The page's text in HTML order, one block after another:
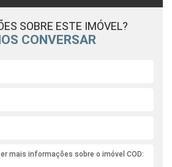
SOBRE ESTE IMÓVEL?
CONVERSAR